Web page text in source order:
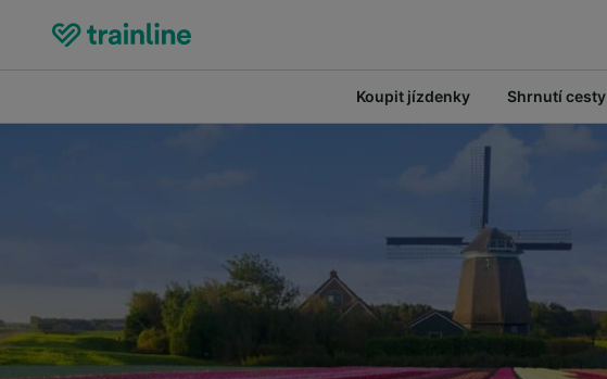
Koupit jízdenky Shrnutí cesty